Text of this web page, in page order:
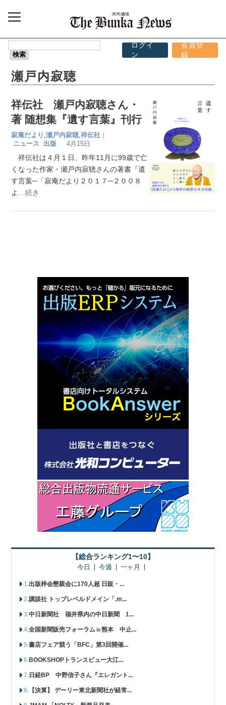
ログイ
ン
会員登
録
瀬戸内寂聴
祥伝社 瀬戸内寂聴さん・
著 随想集『遺す言葉』刊行
寂庵だより ,瀬戸内寂聴 ,祥伝社 ｜
ニュース
出版 4月15日
祥伝社は４月１日、昨年11月に99歳で亡
くなった作家・瀬戸内寂聴さんの著書『遺
す言葉─「寂庵だより２０１７─２００８
よ
…続き
【総合ランキング1〜10】
今日 今週 一ヶ月
出版梓会懇親会に170人超 日販・...
講談社 トップレベルドメイン「.m...
中日新聞社 福井県内の中日新聞 1...
全国新聞販売フォーラム㏌熊本 中止...
書店フェア競う「BFC」第3回開催...
BOOKSHOPトランスビュー大江...
日経BP 中野信子さん『エレガント...
【決算】 デーリー東北新聞社が経常...